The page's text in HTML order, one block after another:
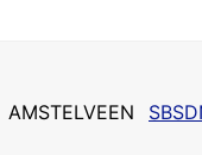
AMSTELVEEN